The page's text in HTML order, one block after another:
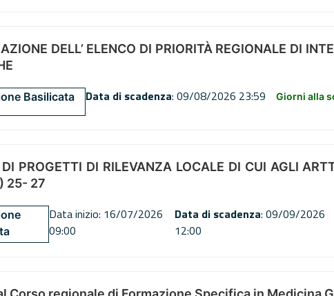
DELL’ ELENCO DI PRIORITÀ REGIONALE DI
Basilicata Data di scadenza: 09/08/2026 23:59 Giorni alla
PROGETTI DI RILEVANZA LOCALE DI CUI AGLI
25- 27
Data inizio: 16/07/2026
09:00
Data di scadenza: 09/09/2026
12:00